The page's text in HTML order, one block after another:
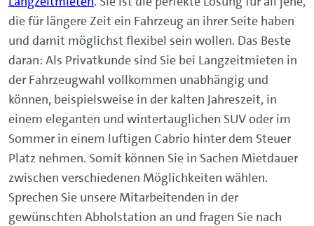
die für längere Zeit ein Fahrzeug an ihrer Seite haben
und damit möglichst flexibel sein wollen. Das Beste
daran: Als Privatkunde sind Sie bei Langzeitmieten in
der Fahrzeugwahl vollkommen unabhängig und
können, beispielsweise in der kalten Jahreszeit, in
einem eleganten und wintertauglichen SUV oder im
Sommer in einem luftigen Cabrio hinter dem Steuer
Platz nehmen. Somit können Sie in Sachen Mietdauer
zwischen verschiedenen Möglichkeiten wählen.
Sprechen Sie unsere Mitarbeitenden in der
gewünschten Abholstation an und fragen Sie nach